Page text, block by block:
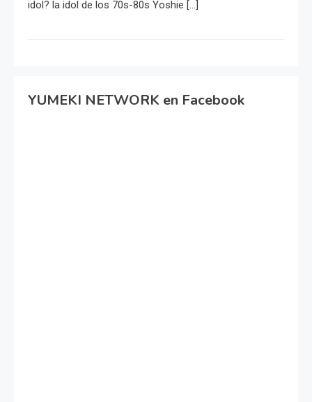
idol? la idol de los 70s-80s Yoshie […]
YUMEKI NETWORK en Facebook